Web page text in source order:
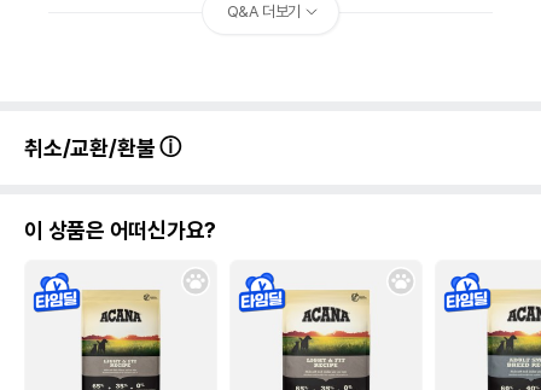
Q&A 더보기
취소/교환/환불
이 상품은 어떠신가요?